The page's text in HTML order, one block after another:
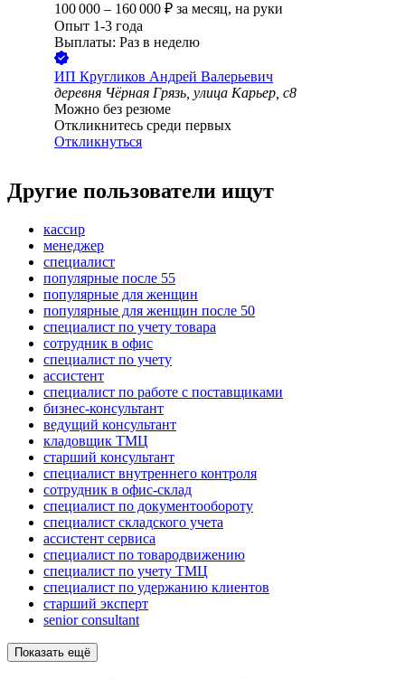
100 000 – 160 000 ₽ за месяц, на руки
Опыт 1-3 года
Выплаты: Раз в неделю
ИП Кругликов Андрей Валерьевич
деревня Чёрная Грязь, улица Карьер, с8
Можно без резюме
Откликнитесь среди первых
Откликнуться
Другие пользователи ищут
кассир
менеджер
специалист
популярные после 55
популярные для женщин
популярные для женщин после 50
специалист по учету товара
сотрудник в офис
специалист по учету
ассистент
специалист по работе с поставщиками
бизнес-консультант
ведущий консультант
кладовщик ТМЦ
старший консультант
специалист внутреннего контроля
сотрудник в офис-склад
специалист по документообороту
специалист складского учета
ассистент сервиса
специалист по товародвижению
специалист по учету ТМЦ
специалист по удержанию клиентов
старший эксперт
senior consultant
Показать ещё